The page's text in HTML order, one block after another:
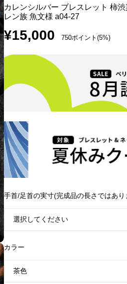
カレンシルバー ブレスレット 柿
レン族 魚文様 a04-27
¥15,000 750ポイント(5%)
手首/足首の実寸(完成品の長さではあり
カラー